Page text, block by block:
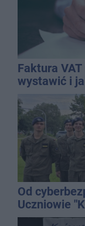
Faktura
wystawić i
Od
Uczniowie